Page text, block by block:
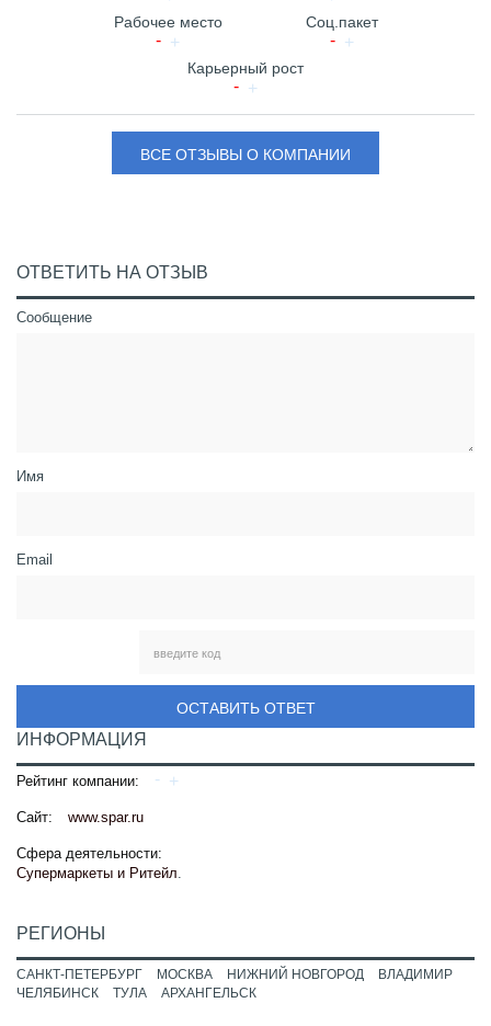
Рабочее место Соц.пакет
Карьерный рост
ВСЕ ОТЗЫВЫ О КОМПАНИИ
ОТВЕТИТЬ НА ОТЗЫВ
Сообщение
Имя
Email
ОСТАВИТЬ ОТВЕТ
ИНФОРМАЦИЯ
Рейтинг компании:
Сайт: www.spar.ru
Сфера деятельности:
Супермаркеты и Ритейл.
РЕГИОНЫ
САНКТ-ПЕТЕРБУРГ МОСКВА НИЖНИЙ НОВГОРОД
ВЛАДИМИР
ЧЕЛЯБИНСК
ТУЛА АРХАНГЕЛЬСК